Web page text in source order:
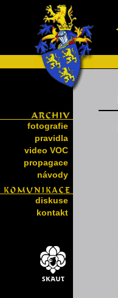
fotografie
pravidla
video VOC
propagace
návody
diskuse
kontakt